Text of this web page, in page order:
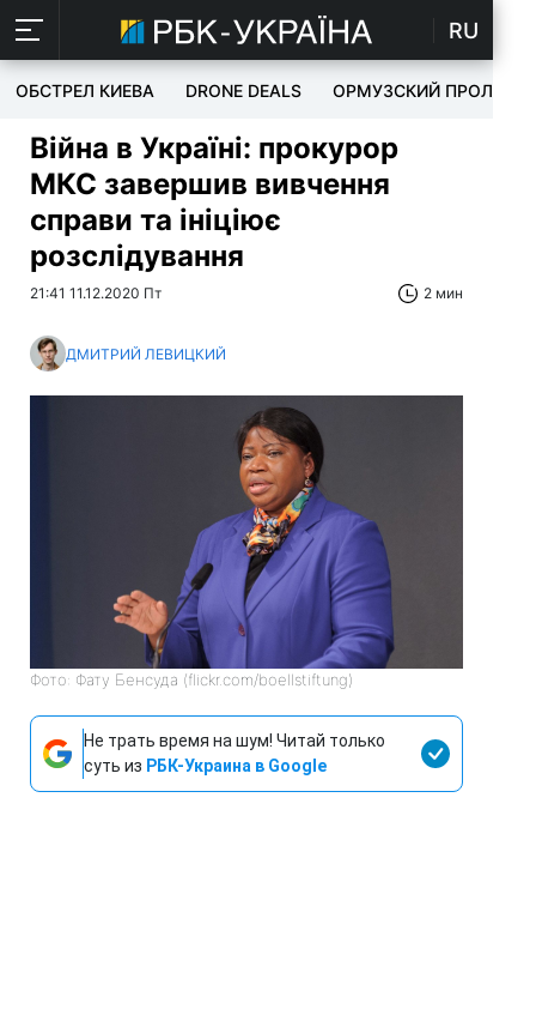
RU
ОБСТРЕЛ КИЕВА DRONE DEALS ОРМУЗСКИЙ ПРОЛИВ
Війна в Україні: прокурор
МКС завершив вивчення
справи та ініціює
розслідування
21:41 11.12.2020 Пт 2 мин
ДМИТРИЙ ЛЕВИЦКИЙ
Фото: Фату Бенсуда (flickr.com/boellstiftung)
Не трать время на шум! Читай только
суть из РБК-Украина в Google